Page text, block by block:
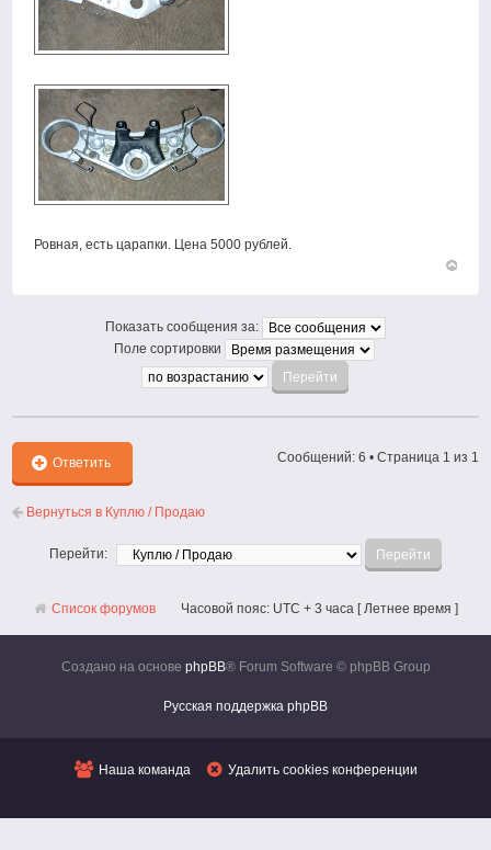
Ровная, есть царапки. Цена 5000 рублей.
Показать сообщения за:
Поле сортировки
Ответить Сообщений: 6 • Страница 1 из 1
Вернуться в Куплю / Продаю
Перейти:
Список форумов Часовой пояс: UTC + 3 часа [ Летнее время ]
Создано на основе phpBB® Forum Software © phpBB Group
Русская поддержка phpBB
Наша команда Удалить cookies конференции